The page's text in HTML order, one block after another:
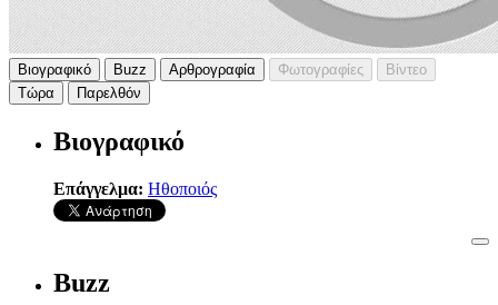
Βιογραφικό Buzz Αρθρογραφία Φωτογραφίες
Βίντεο
Τώρα
Παρελθόν
Βιογραφικό
Επάγγελμα: Ηθοποιός
Buzz